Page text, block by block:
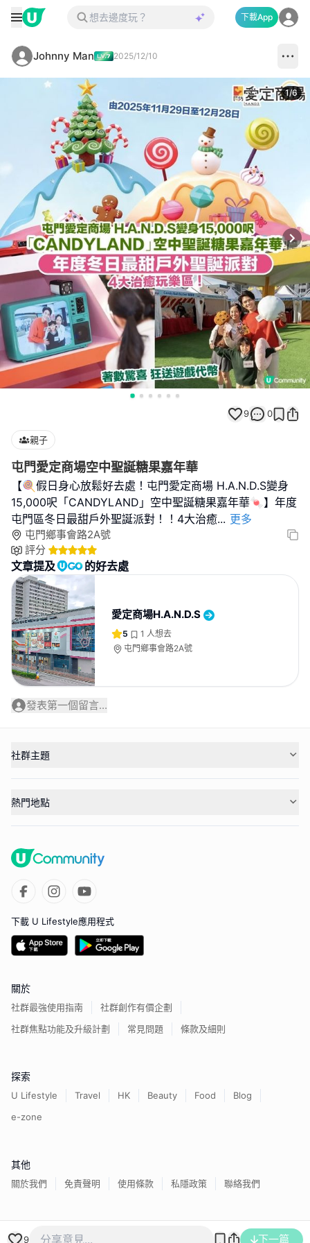
下載App
Johnny Man 2025/12/10
1/6
9 0
親子
屯門愛定商場空中聖誕糖果嘉年華
【🍭假日身心放鬆好去處！屯門愛定商場 H.A.N.D.S變身
15,000呎「CANDYLAND」空中聖誕糖果嘉年華🍬】年度
屯門區冬日最甜戶外聖誕派對！！4大治癒... 更多
屯門鄉事會路2A號
評分
文章提及 的好去處
愛定商場H.A.N.D.S
5 1 人想去
屯門鄉事會路2A號
發表第一個留言...
9 下一篇
社群主題
熱門地點
下載 U Lifestyle應用程式
關於
社群最強使用指南
社群創作有價企劃
社群焦點功能及升級計劃
常見問題 條款及細則
探索
U Lifestyle Travel HK Beauty Food
Blog
e-zone
其他
關於我們 免責聲明 使用條款 私隱政策 聯絡我們
香港經濟日報版權所有©